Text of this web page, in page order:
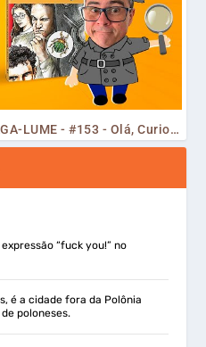
MEMÓRIAS DA COLEÇÃO VAGA-LUME - #153 - Olá, Curiosos! 2023
“fuck you!” no
é a cidade fora da Polônia
poloneses.